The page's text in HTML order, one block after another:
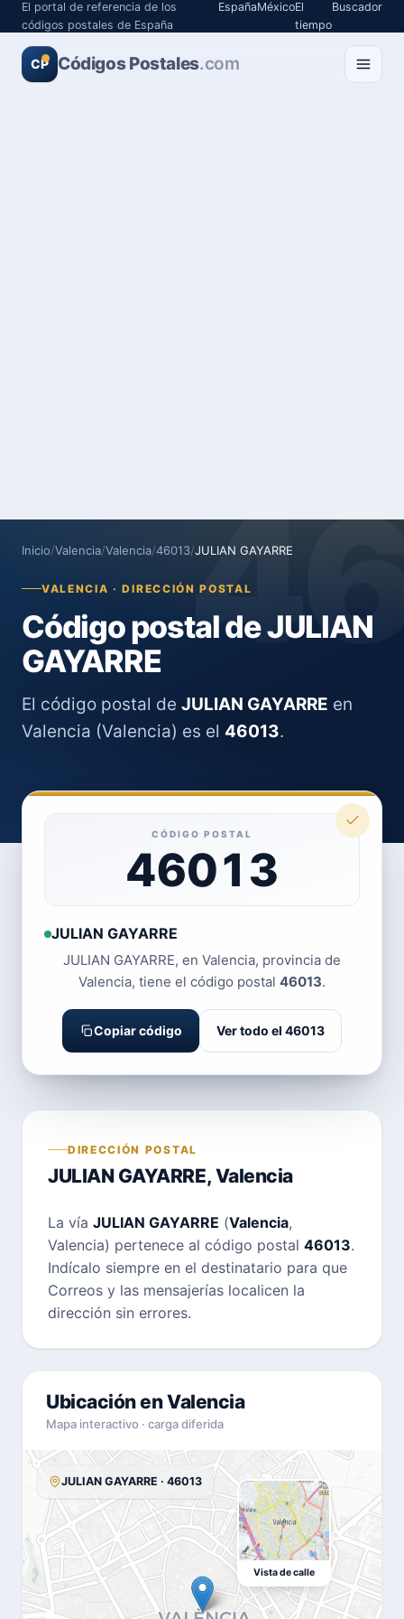
El portal de referencia de los
códigos postales de España
EspañaMéxicoEl
tiempo
Buscador
CP Códigos Postales.com
Inicio/Valencia/Valencia/46013/JULIAN GAYARRE
VALENCIA · DIRECCIÓN POSTAL
Código postal de JULIAN
GAYARRE
El código postal de JULIAN GAYARRE en
Valencia (Valencia) es el 46013.
CÓDIGO POSTAL
46013
JULIAN GAYARRE
JULIAN GAYARRE, en Valencia, provincia de
Valencia, tiene el código postal 46013.
Copiar código Ver todo el 46013
DIRECCIÓN POSTAL
JULIAN GAYARRE, Valencia
La vía JULIAN GAYARRE (Valencia,
Valencia) pertenece al código postal 46013.
Indícalo siempre en el destinatario para que
Correos y las mensajerías localicen la
dirección sin errores.
Ubicación en Valencia
Mapa interactivo · carga diferida
JULIAN GAYARRE · 46013
Vista de calle